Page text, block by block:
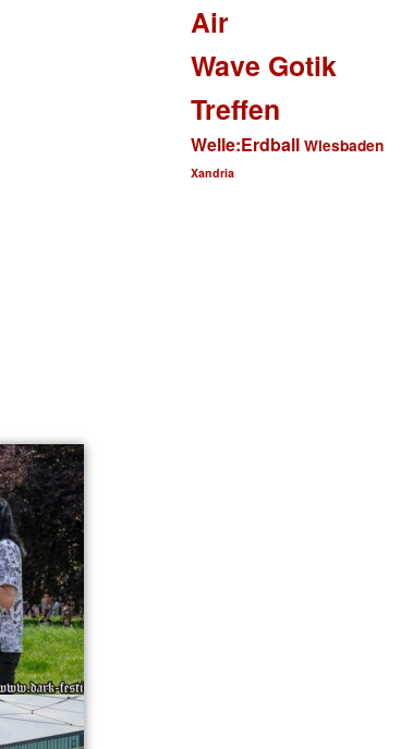
Air
Wave Gotik
Treffen
Welle:Erdball Wiesbaden
Xandria